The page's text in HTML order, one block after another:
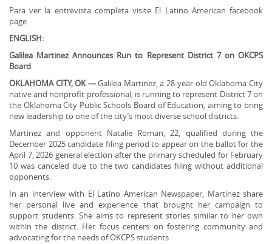
Para ver la entrevista completa visite El Latino American facebook
page.
ENGLISH:
Galilea Martinez Announces Run to Represent District 7 on OKCPS
Board
OKLAHOMA CITY, OK —Galilea Martinez, a 28-year-old Oklahoma City
native and nonprofit professional, is running to represent District 7 on
the Oklahoma City Public Schools Board of Education, aiming to bring
new leadership to one of the city’s most diverse school districts.
Martinez and opponent Natalie Roman, 22, qualified during the
December 2025 candidate filing period to appear on the ballot for the
April 7, 2026 general election after the primary scheduled for February
10 was canceled due to the two candidates filing without additional
opponents.
In an interview with El Latino American Newspaper, Martinez share
her personal live and experience that brought her campaign to
support students. She aims to represent stories similar to her own
within the district. Her focus centers on fostering community and
advocating for the needs of OKCPS students.